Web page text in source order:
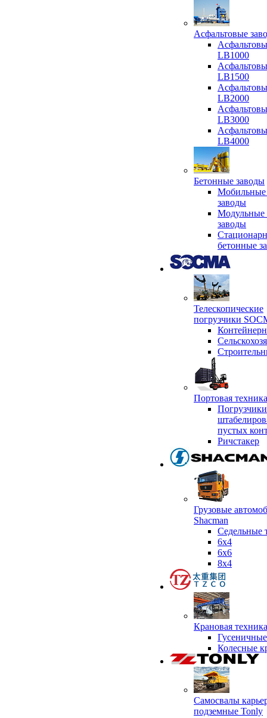
Асфальтовые
LB1000
LB1500
LB2000
LB3000
LB4000
Бетонные заводы
Мобильные
заводы
Модульные
заводы
бетонные
Телескопические
погрузчики
Портовая
пустых
Ричстакер
Грузовые
Shacman
Седельные
6х4
6x6
8x4
Крановая
Колесные
Самосвалы
подземные Tonly